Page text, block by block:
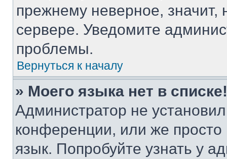
прежнему неверное, значит,
сервере. Уведомите
проблемы.
Вернуться к началу
» Моего языка нет в списке!
Администратор не
конференции, или же
язык. Попробуйте узнать у